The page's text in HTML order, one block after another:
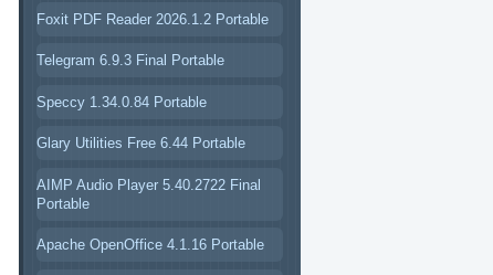
Foxit PDF Reader 2026.1.2 Portable
Telegram 6.9.3 Final Portable
Speccy 1.34.0.84 Portable
Glary Utilities Free 6.44 Portable
AIMP Audio Player 5.40.2722 Final
Portable
Apache OpenOffice 4.1.16 Portable